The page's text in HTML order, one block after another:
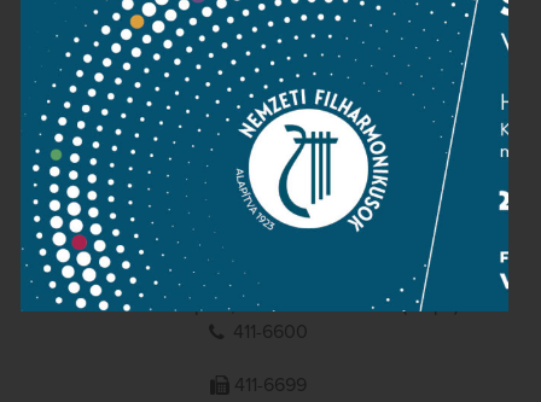
Impresszum
NEMZETI
FILHARMONIKUSOK
1095 Budapest, Komor Marcell u. 1. (Müpa)
411-6600
411-6699